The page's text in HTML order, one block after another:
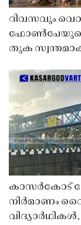
ദിവസവും
ഫോൺപേയുടെ
തുക
കാസർകോട്
നിർമാണം